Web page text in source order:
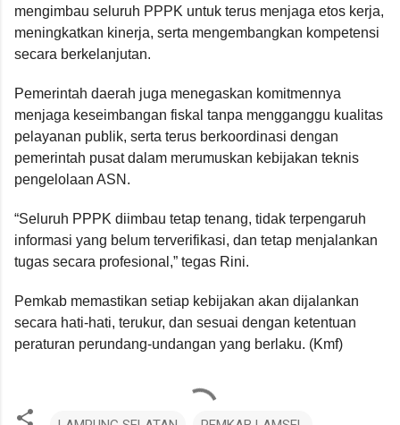
mengimbau seluruh PPPK untuk terus menjaga etos kerja,
meningkatkan kinerja, serta mengembangkan kompetensi
secara berkelanjutan.
Pemerintah daerah juga menegaskan komitmennya
menjaga keseimbangan fiskal tanpa mengganggu kualitas
pelayanan publik, serta terus berkoordinasi dengan
pemerintah pusat dalam merumuskan kebijakan teknis
pengelolaan ASN.
“Seluruh PPPK diimbau tetap tenang, tidak terpengaruh
informasi yang belum terverifikasi, dan tetap menjalankan
tugas secara profesional,” tegas Rini.
Pemkab memastikan setiap kebijakan akan dijalankan
secara hati-hati, terukur, dan sesuai dengan ketentuan
peraturan perundang-undangan yang berlaku. (Kmf)